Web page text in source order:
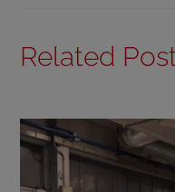
Related